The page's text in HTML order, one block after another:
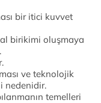
bir itici kuvvet
birikimi oluşmaya
ve teknolojik
nedenidir.
temelleri